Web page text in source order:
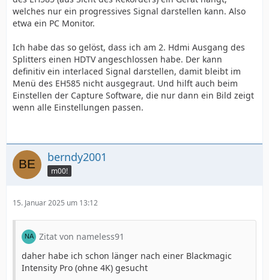
welches nur ein progressives Signal darstellen kann. Also
etwa ein PC Monitor.
Ich habe das so gelöst, dass ich am 2. Hdmi Ausgang des
Splitters einen HDTV angeschlossen habe. Der kann
definitiv ein interlaced Signal darstellen, damit bleibt im
Menü des EH585 nicht ausgegraut. Und hilft auch beim
Einstellen der Capture Software, die nur dann ein Bild zeigt
wenn alle Einstellungen passen.
berndy2001
m00!
15. Januar 2025 um 13:12
Zitat von nameless91
daher habe ich schon länger nach einer Blackmagic
Intensity Pro (ohne 4K) gesucht